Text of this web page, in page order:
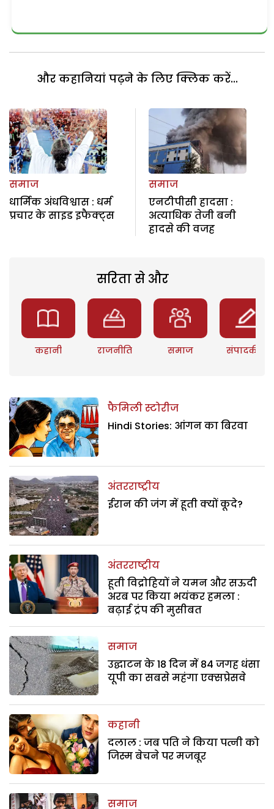
और कहानियां पढ़ने के लिए क्लिक करें...
समाज
धार्मिक अंधविश्वास : धर्म
प्रचार के साइड इफैक्ट्स
समाज
एनटीपीसी हादसा :
अत्याधिक तेजी बनी
हादसे की वजह
सरिता से और
कहानी राजनीति समाज संपादकीय
फैमिली स्टोरीज
Hindi Stories: आंगन का बिरवा
अंतरराष्ट्रीय
ईरान की जंग में हूती क्यों कूदे?
अंतरराष्ट्रीय
हूती विद्रोहियों ने यमन और सऊदी
अरब पर किया भयंकर हमला :
बढ़ाई ट्रंप की मुसीबत
समाज
उद्घाटन के 18 दिन में 84 जगह धंसा
यूपी का सबसे महंगा एक्सप्रेसवे
कहानी
दलाल : जब पति ने किया पत्नी को
जिस्म बेचने पर मजबूर
समाज